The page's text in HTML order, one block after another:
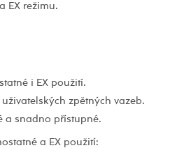
EX režimu.
i EX použití.
zpětných vazeb.
a snadno přístupné.
a EX použití: